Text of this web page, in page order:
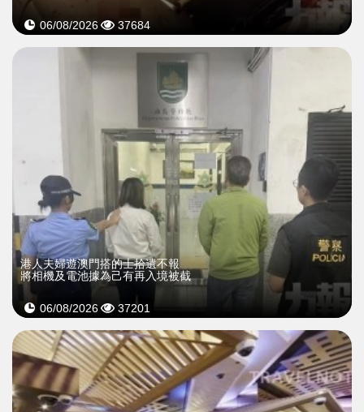
06/08/2026 37684
​港人夫婦遊澳門搭的士拾遺不報
將相機及電池據為己有再入境被截
06/08/2026 37201